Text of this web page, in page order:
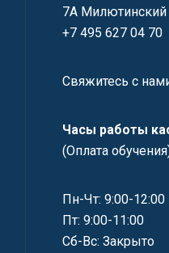
7А Милютинский
+7 495 627 04 70
Свяжитесь с
Часы работы
(Оплата
Пн-Чт: 9:00-12:00
Пт: 9:00-11:00
Сб-Вс: Закрыто